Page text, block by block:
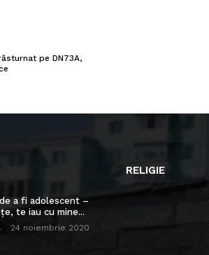
pe DN73A,
a fi adolescent –
te iau cu mine...
24 noiembrie 2020
RELIGIE